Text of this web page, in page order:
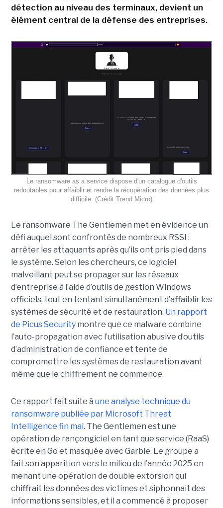
détection au niveau des terminaux, devient un
élément central de la défense des entreprises.
Le ransomware as a service dispose d'un catalogue d'outils
redoutables pour affaiblir et rendre la récupération des données plus
difficile. (Crédit Trend Micro)
Le ransomware The Gentlemen met en évidence un
défi auquel sont confrontés de nombreux RSSI :
arrêter les attaquants après qu’ils ont pris pied dans
le système. Selon les chercheurs, ce logiciel
malveillant peut se propager sur les réseaux
d’entreprise à l’aide d’outils de gestion Windows
officiels, tout en tentant simultanément d’affaiblir les
systèmes de sécurité et de restauration. Un rapport
de Picus Securitymontre que ce malware combine
l’auto-propagation avec l’utilisation abusive d’outils
d’administration de confiance et tente de
compromettre les systèmes de restauration avant
même que le chiffrement ne commence.
Ce rapport fait suite à une analyse technique du
ransomware publiée par Microsoft Threat
Intelligence fin mai. The Gentlemen est une
opération de rançongiciel en tant que service (RaaS)
écrite en Go et masquée avec Garble. Le groupe a
fait son apparition vers le milieu de l’année 2025 en
menant une opération de double extorsion qui
chiffrait les données des victimes et siphonnait des
informations sensibles, et il a commencé à proposer